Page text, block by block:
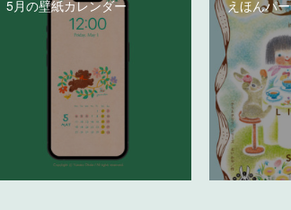
5月の壁紙カレンダー えほんパ